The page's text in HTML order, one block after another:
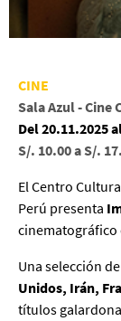
CINE
Sala Azul - Cine
Del 20.11.2025
S/. 10.00 a S/.
El Centro
Perú presenta
cinematográfico
Una selección de
Unidos, Irán,
títulos